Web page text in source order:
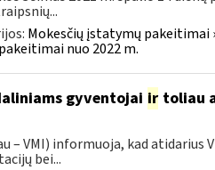
Mokesčių įstatymų pakeitimai
nuo 2022 m.
gyventojai irtoliau
– VMI) informuoja, kad atidarius
bei...